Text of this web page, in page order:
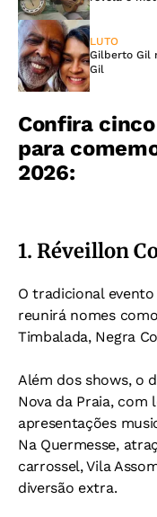
LUTO
Gilberto Gil
Gil
Confira
para
2026:
1. Réveillon
O tradicional
reunirá nomes
Timbalada, Negra
Além dos shows, o
Nova da Praia, com
apresentações
Na Quermesse,
carrossel, Vila
diversão extra.